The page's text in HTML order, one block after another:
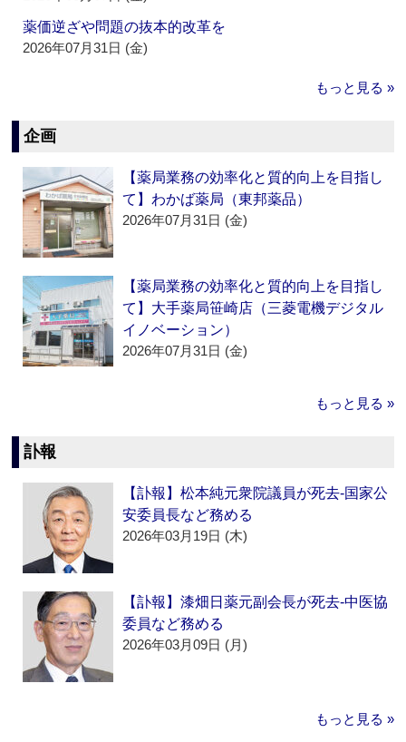
薬価逆ざや問題の抜本的改革を
2026年07月31日 (金)
もっと見る »
企画
【薬局業務の効率化と質的向上を目指し
て】わかば薬局（東邦薬品）
2026年07月31日 (金)
【薬局業務の効率化と質的向上を目指し
て】大手薬局笹崎店（三菱電機デジタル
イノベーション）
2026年07月31日 (金)
もっと見る »
訃報
【訃報】松本純元衆院議員が死去‐国家公
安委員長など務める
2026年03月19日 (木)
【訃報】漆畑日薬元副会長が死去‐中医協
委員など務める
2026年03月09日 (月)
もっと見る »